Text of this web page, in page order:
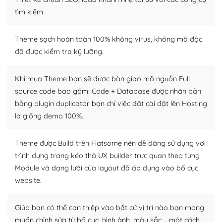
Dễ dàng tùy chỉnh trên WordPress
WordPress là nơi lưu trữ cho một diễn đàn cộng đồng
Nếu bạn gặp khó khăn, bạn có thể lên mạng và tìm
kiếm những cộng đồng WordPress, họ sẽ giúp bạn trả
lời, giải đáp vấn đề của bạn.
– Đa dạng plugin và themes
Plugin mở rộng là thành phần cài đặt thêm vào
tìm kiếm
Theme sạch hoàn toàn 100% không virus, không mã độc
đã được kiểm tra kỹ lưỡng.
Khi mua Theme bạn sẽ được bàn giao mã nguồn Full
source code bao gồm: Code + Database được nhân bản
bằng plugin duplicator bạn chỉ việc đăt cài đặt lên Hosting
là giống demo 100%.
Theme được Build trên Flatsome nên dễ dàng sử dụng với
trình dựng trang kéo thả UX builder trực quan theo từng
Module và dạng lưới của layout đã áp dụng vào bố cục
website.
Giúp bạn có thể can thiệp vào bất cứ vị trí nào bạn mong
muốn chỉnh sửa từ bố cục, hình ảnh, màu sắc,… một cách